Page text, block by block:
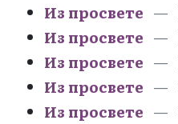
Из просвете
Из просвете
Из просвете
Из просвете
Из просвете